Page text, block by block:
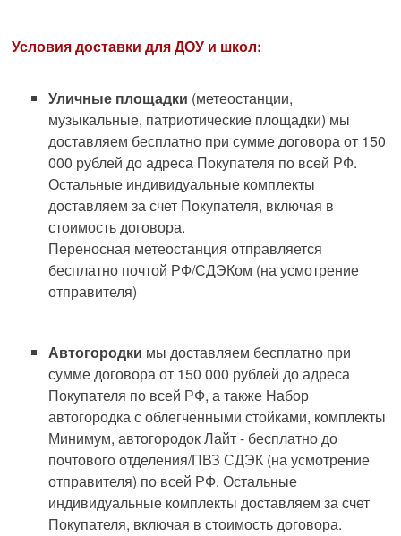
Условия доставки для ДОУ и школ:
Уличные площадки (метеостанции,
музыкальные, патриотические площадки) мы
доставляем бесплатно при сумме договора от 150
000 рублей до адреса Покупателя по всей РФ.
Остальные индивидуальные комплекты
доставляем за счет Покупателя, включая в
стоимость договора.
Переносная метеостанция отправляется
бесплатно почтой РФ/СДЭКом (на усмотрение
отправителя)
Автогородки мы доставляем бесплатно при
сумме договора от 150 000 рублей до адреса
Покупателя по всей РФ, а также Набор
автогородка с облегченными стойками, комплекты
Минимум, автогородок Лайт - бесплатно до
почтового отделения/ПВЗ СДЭК (на усмотрение
отправителя) по всей РФ. Остальные
индивидуальные комплекты доставляем за счет
Покупателя, включая в стоимость договора.